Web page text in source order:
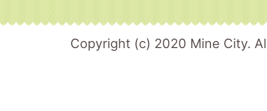
Copyright (c) 2020 Mine City.